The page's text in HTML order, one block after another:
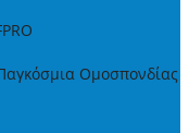
Ομοσπονδίας